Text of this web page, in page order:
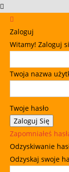
Zaloguj
Witamy! Zaloguj
Twoja nazwa
Twoje hasło
Zapomniałeś
Odzyskiwanie
Odzyskaj swoje